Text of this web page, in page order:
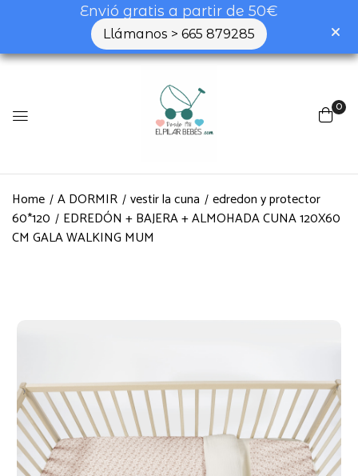
Envió gratis a partir de 50€
Llámanos > 665 879285
0
Home A DORMIR vestir la cuna
edredon y protector
60*120
EDREDÓN + BAJERA + ALMOHADA CUNA 120X60
CM GALA WALKING MUM